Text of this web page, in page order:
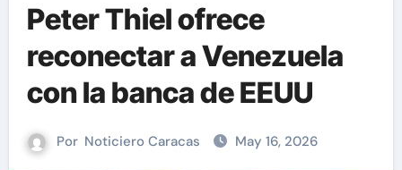
Peter Thiel ofrece
reconectar a Venezuela
con la banca de EEUU
Por Noticiero Caracas May 16, 2026